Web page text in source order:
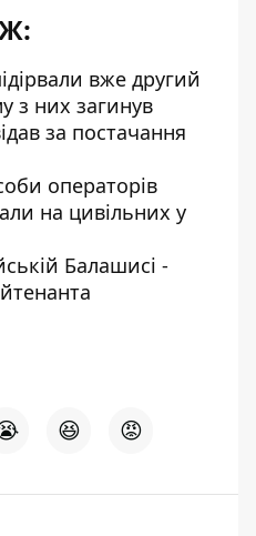
вже другий
з них загинув
за постачання
операторів
на цивільних у
Балашисі -
😆 😡